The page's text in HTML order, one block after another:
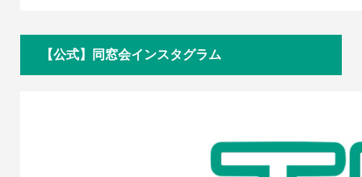
【公式】同窓会インスタグラム